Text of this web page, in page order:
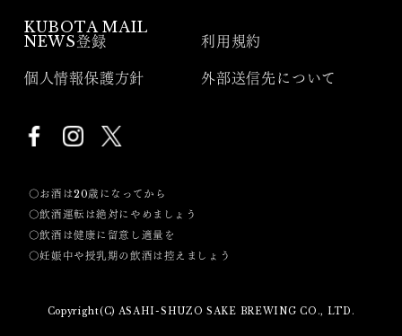
KUBOTA MAIL
NEWS登録
利用規約
個人情報保護方針 外部送信先について
〇お酒は20歳になってから
〇飲酒運転は絶対にやめましょう
〇飲酒は健康に留意し適量を
〇妊娠中や授乳期の飲酒は控えましょう
Copyright(C) ASAHI-SHUZO SAKE BREWING CO., LTD.